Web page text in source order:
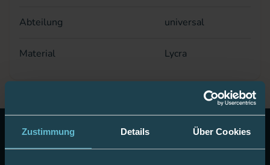
Zustimmung Details Über Cookies
Abteilung universal
Material Lycra
10 Euro Gutschein!
Abonnieren Sie unseren Newsletter
& erhalten Sie einen Gutschein im Wert von 10 Euro auf